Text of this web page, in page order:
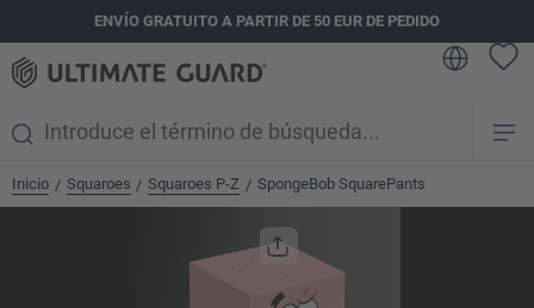
principalENVÍO GRATUITO A PARTIR DE 50 EUR DE PEDIDO
Inicio / Squaroes / Squaroes P-Z / SpongeBob SquarePants